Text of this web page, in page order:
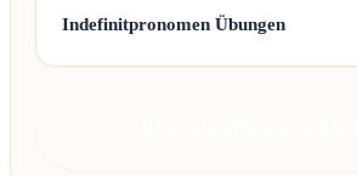
Indefinitpronomen Übungen